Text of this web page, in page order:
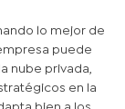
lo mejor de
puede
nube privada,
en la